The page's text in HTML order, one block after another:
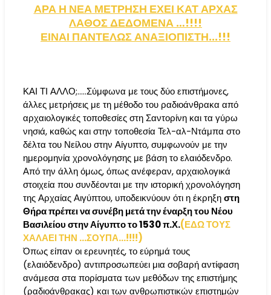
ΑΡΑ Η ΝΕΑ ΜΕΤΡΗΣΗ ΕΧΕΙ ΚΑΤ ΑΡΧΑΣ
ΛΑΘΟΣ ΔΕΔΟΜΕΝΑ …!!!!
ΕΙΝΑΙ ΠΑΝΤΕΛΩΣ ΑΝΑΞΙΟΠΙΣΤΗ...!!!
ΚΑΙ ΤΙ ΑΛΛΟ;.....Σύμφωνα με τους δύο επιστήμονες,
άλλες μετρήσεις με τη μέθοδο του ραδιοάνθρακα από
αρχαιολογικές τοποθεσίες στη Σαντορίνη και τα γύρω
νησιά, καθώς και στην τοποθεσία Τελ-αλ-Ντάμπα στο
δέλτα του Νείλου στην Αίγυπτο, συμφωνούν με την
ημερομηνία χρονολόγησης με βάση το ελαιόδενδρο.
Από την άλλη όμως, όπως ανέφεραν, αρχαιολογικά
στοιχεία που συνδέονται με την ιστορική χρονολόγηση
της Αρχαίας Αιγύπτου, υποδεικνύουν ότι η έκρηξηστη
Θήρα πρέπει να συνέβη μετά την έναρξη του Νέου
Βασιλείου στην Αίγυπτο το 1530 π.Χ.(ΕΔΩ ΤΟΥΣ
ΧΑΛΑΕΙ ΤΗΝ ...ΣΟΥΠΑ...!!!!)
Όπως είπαν οι ερευνητές, το εύρημά τους
(ελαιόδενδρο) αντιπροσωπεύει μια σοβαρή αντίφαση
ανάμεσα στα πορίσματα των μεθόδων της επιστήμης
(ραδιοάνθρακας) και των ανθρωπιστικών επιστημών